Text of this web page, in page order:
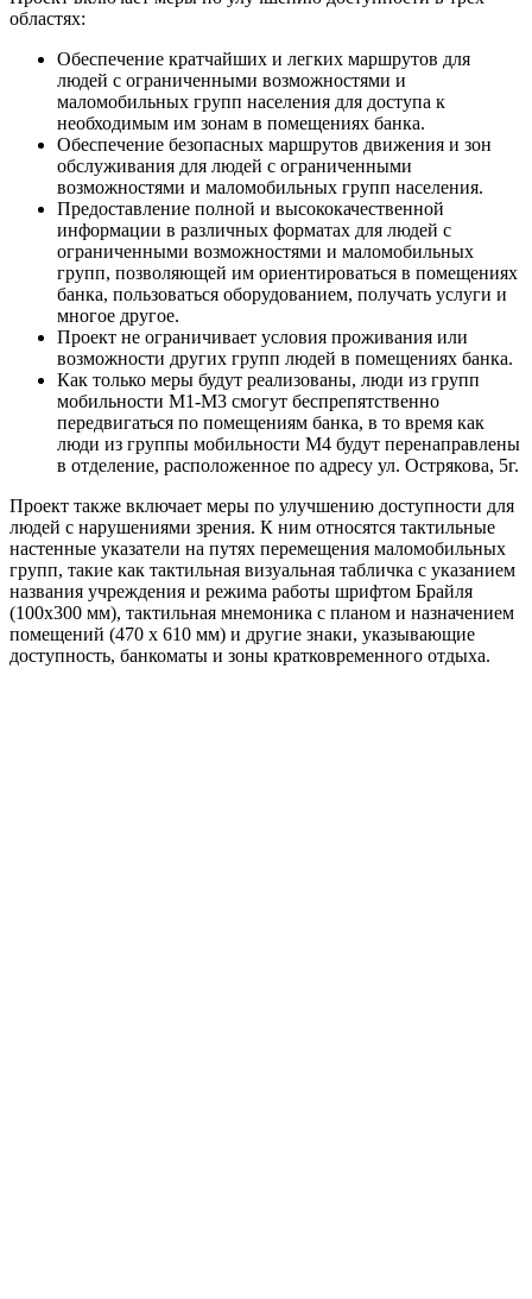
областях:
Обеспечение кратчайших и легких маршрутов для
людей с ограниченными возможностями и
маломобильных групп населения для доступа к
необходимым им зонам в помещениях банка.
Обеспечение безопасных маршрутов движения и зон
обслуживания для людей с ограниченными
возможностями и маломобильных групп населения.
Предоставление полной и высококачественной
информации в различных форматах для людей с
ограниченными возможностями и маломобильных
групп, позволяющей им ориентироваться в помещениях
банка, пользоваться оборудованием, получать услуги и
многое другое.
Проект не ограничивает условия проживания или
возможности других групп людей в помещениях банка.
Как только меры будут реализованы, люди из групп
мобильности M1-M3 смогут беспрепятственно
передвигаться по помещениям банка, в то время как
люди из группы мобильности M4 будут перенаправлены
в отделение, расположенное по адресу ул. Острякова, 5г.
Проект также включает меры по улучшению доступности для
людей с нарушениями зрения. К ним относятся тактильные
настенные указатели на путях перемещения маломобильных
групп, такие как тактильная визуальная табличка с указанием
названия учреждения и режима работы шрифтом Брайля
(100x300 мм), тактильная мнемоника с планом и назначением
помещений (470 x 610 мм) и другие знаки, указывающие
доступность, банкоматы и зоны кратковременного отдыха.